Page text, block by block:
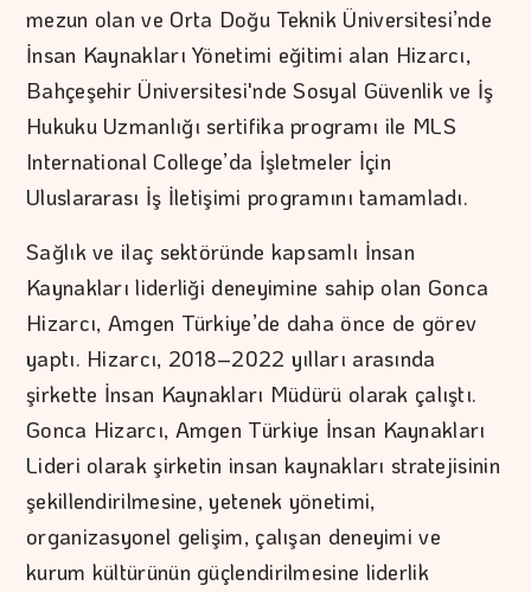
mezun olan ve Orta Doğu Teknik Üniversitesi’nde
İnsan Kaynakları Yönetimi eğitimi alan Hizarcı,
Bahçeşehir Üniversitesi'nde Sosyal Güvenlik ve İş
Hukuku Uzmanlığı sertifika programı ile MLS
International College’da İşletmeler İçin
Uluslararası İş İletişimi programını tamamladı.
Sağlık ve ilaç sektöründe kapsamlı İnsan
Kaynakları liderliği deneyimine sahip olan Gonca
Hizarcı, Amgen Türkiye’de daha önce de görev
yaptı. Hizarcı, 2018–2022 yılları arasında
şirkette İnsan Kaynakları Müdürü olarak çalıştı.
Gonca Hizarcı, Amgen Türkiye İnsan Kaynakları
Lideri olarak şirketin insan kaynakları stratejisinin
şekillendirilmesine, yetenek yönetimi,
organizasyonel gelişim, çalışan deneyimi ve
kurum kültürünün güçlendirilmesine liderlik